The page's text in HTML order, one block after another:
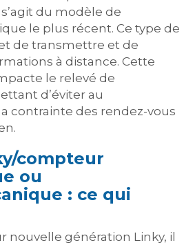
du modèle de
le plus récent. Ce type de
de transmettre et de
à distance. Cette
le relevé de
d’éviter au
contrainte des rendez-vous
compteur
ou
: ce qui
nouvelle génération Linky, il